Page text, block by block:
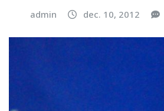
admin dec. 10, 2012